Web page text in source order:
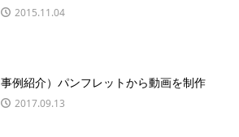
2015.11.04
事例紹介）パンフレットから動画を制作
2017.09.13